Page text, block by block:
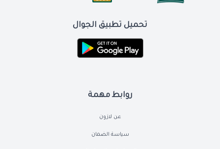
روابط مهمة
عن لازون
سياسة الضمان
تحميل تطبيق الجوال